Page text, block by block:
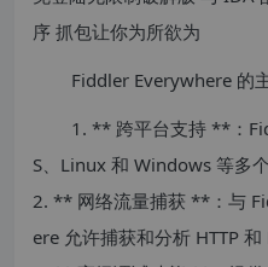
Fiddler Everywhere 的
1. ** 跨平台支持 **：
S、Linux 和 Windows 等多个
2. ** 网络流量捕获 **：与
ere 允许捕获和分析 HTTP 和